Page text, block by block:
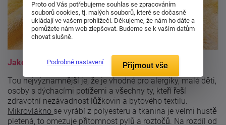
Jaké jsou výhody mikrovlákna?
Tou nejvýznamnější je, že je vhodné pro alergiky, malé děti,
osoby s dýchacími potížemi a všechny ty, kteří řeší
zdravotní nezávadnost lůžkovin a bytového textilu.
Mikrovlákno se vyrábí z polyesteru a tkanina je velmi hustě
pletená, to omezuje přítomnost pylů a roztočů. Na rozdíl od
Proto od Vás potřebujeme souhlas se zpracováním
souborů cookies, tj. malých souborů, které se dočasně
ukládají ve vašem prohlížeči. Děkujeme, že nám ho dáte a
pomůžete nám web zlepšovat. Budeme se k vašim datům
chovat slušně.
Podrobné nastavení Přijmout vše